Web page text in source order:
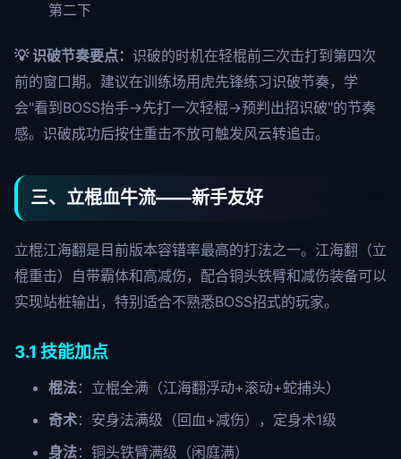
第二下
💡 识破节奏要点： 识破的时机在轻棍前三次击打到第四次
前的窗口期。建议在训练场用虎先锋练习识破节奏，学
会"看到BOSS抬手→先打一次轻棍→预判出招识破"的节奏
感。识破成功后按住重击不放可触发风云转追击。
三、立棍血牛流——新手友好
立棍江海翻是目前版本容错率最高的打法之一。江海翻（立
棍重击）自带霸体和高减伤，配合铜头铁臂和减伤装备可以
实现站桩输出，特别适合不熟悉BOSS招式的玩家。
3.1 技能加点
棍法：立棍全满（江海翻浮动+滚动+蛇捕头）
奇术：安身法满级（回血+减伤），定身术1级
身法：铜头铁臂满级（闲庭满）